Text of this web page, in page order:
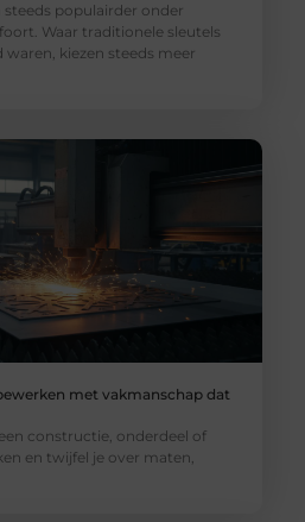
populairder onder
Waar traditionele sleutels
kiezen steeds meer
met vakmanschap dat
constructie, onderdeel of
en twijfel je over maten,